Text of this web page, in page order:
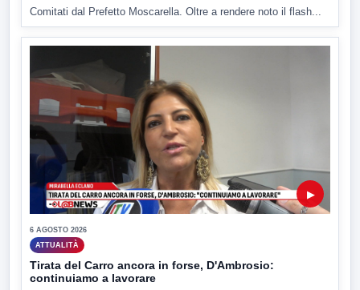
Comitati dal Prefetto Moscarella. Oltre a rendere noto il flash...
▶
6 AGOSTO 2026
ATTUALITÀ
Tirata del Carro ancora in forse, D'Ambrosio:
continuiamo a lavorare